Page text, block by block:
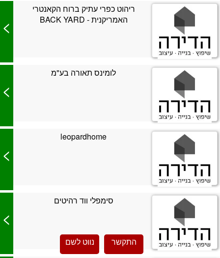
ריהוט כפרי עתיק ברוח הקאנטרי
האמריקנית - BACK YARD
>
לומינס תאורה בע"מ
>
leopardhome
>
סימפלי ווד רהיטים
התקשר נווט לשם
>